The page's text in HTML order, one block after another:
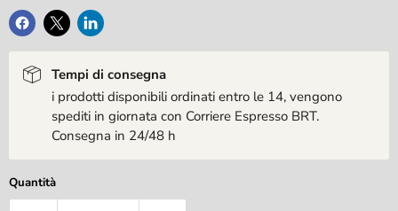
Tempi di consegna
i prodotti disponibili ordinati entro le 14, vengono
spediti in giornata con Corriere Espresso BRT.
Consegna in 24/48 h
Quantità